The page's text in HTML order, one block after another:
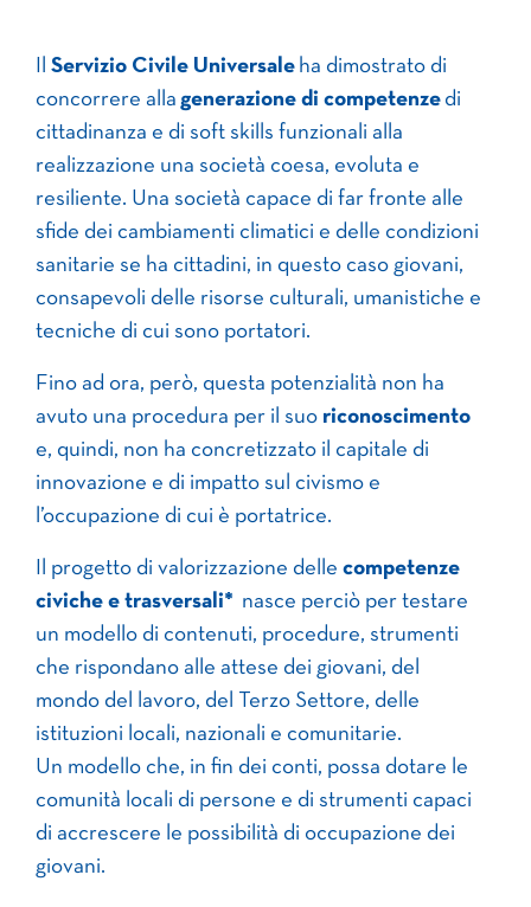
Servizio Civile Universale ha dimostrato di
concorrere alla generazione di competenze di
cittadinanza e di soft skills funzionali alla
realizzazione una società coesa, evoluta e
resiliente. Una società capace di far fronte alle
sfide dei cambiamenti climatici e delle condizioni
sanitarie se ha cittadini, in questo caso giovani,
consapevoli delle risorse culturali, umanistiche e
tecniche di cui sono portatori.
Fino ad ora, però, questa potenzialità non ha
avuto una procedura per il suo riconoscimento
e, quindi, non ha concretizzato il capitale di
innovazione e di impatto sul civismo e
l’occupazione di cui è portatrice.
Il progetto di valorizzazione delle competenze
civiche e trasversali* nasce perciò per testare
un modello di contenuti, procedure, strumenti
che rispondano alle attese dei giovani, del
mondo del lavoro, del Terzo Settore, delle
istituzioni locali, nazionali e comunitarie.
Un modello che, in fin dei conti, possa dotare le
comunità locali di persone e di strumenti capaci
di accrescere le possibilità di occupazione dei
giovani.